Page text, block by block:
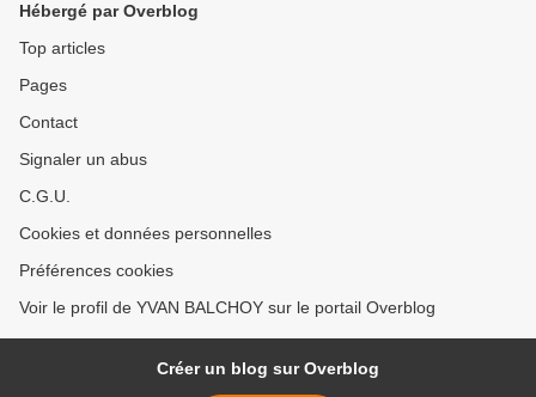
- CAPJPO-
EUROPALESTINE
Hébergé par Overblog
Top articles
Pages
Contact
Signaler un abus
C.G.U.
Cookies et données personnelles
Préférences cookies
Voir le profil de YVAN BALCHOY sur le portail Overblog
Créer un blog sur Overblog